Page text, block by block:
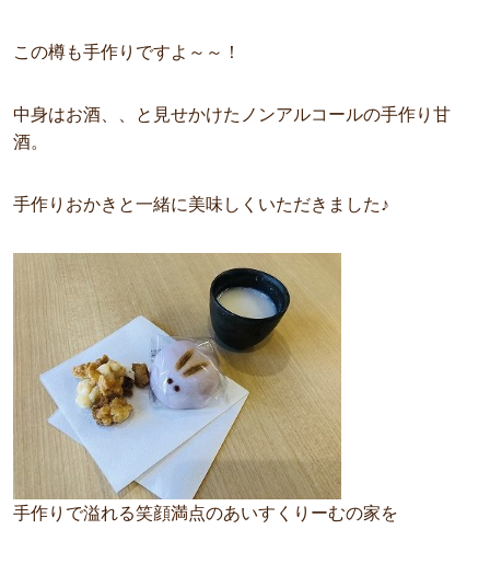
この樽も手作りですよ～～！
中身はお酒、、と見せかけたノンアルコールの手作り甘
酒。
手作りおかきと一緒に美味しくいただきました♪
手作りで溢れる笑顔満点のあいすくりーむの家を